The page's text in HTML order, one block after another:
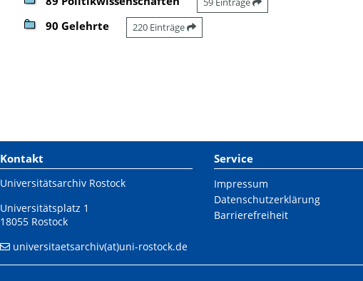
90 Gelehrte 220 Einträge
Kontakt
Universitätsarchiv Rostock
Universitätsplatz 1
18055 Rostock
universitaetsarchiv(at)uni-rostock.de
Service
Impressum
Datenschutzerklärung
Barrierefreiheit